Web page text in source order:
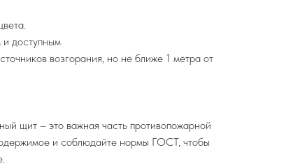
доступным
возгорания, но не ближе 1 метра от
щит – это важная часть противопожарной
и соблюдайте нормы ГОСТ, чтобы